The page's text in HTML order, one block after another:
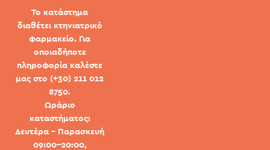
Το κατάστημα
διαθέτει κτηνιατρικό
φαρμακείο. Για
οποιαδήποτε
πληροφορία καλέστε
μας στο (+30) 211 012
8750.
Ωράριο
καταστήματος:
Δευτέρα - Παρασκευή
09:00-20:00,